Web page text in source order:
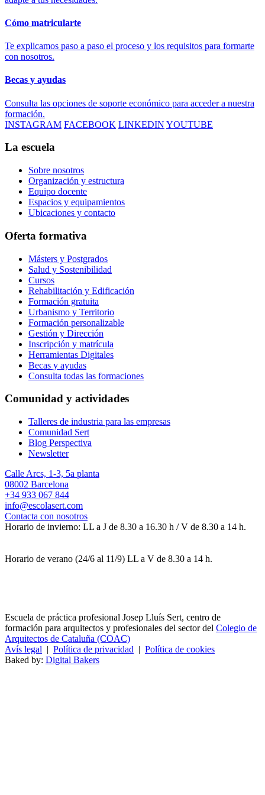
Cómo matricularte
Te explicamos paso a paso el proceso y los requisitos para formarte
con nosotros.
Becas y ayudas
Consulta las opciones de soporte económico para acceder a nuestra
formación.
INSTAGRAM FACEBOOK LINKEDIN YOUTUBE
La escuela
Sobre nosotros
Organización y estructura
Equipo docente
Espacios y equipamientos
Ubicaciones y contacto
Oferta formativa
Másters y Postgrados
Salud y Sostenibilidad
Cursos
Rehabilitación y Edificación
Formación gratuita
Urbanismo y Territorio
Formación personalizable
Gestión y Dirección
Inscripción y matrícula
Herramientas Digitales
Becas y ayudas
Consulta todas las formaciones
Comunidad y actividades
Talleres de industria para las empresas
Comunidad Sert
Blog Perspectiva
Newsletter
Calle Arcs, 1-3, 5a planta
08002 Barcelona
+34 933 067 844
info@escolasert.com
Contacta con nosotros
Horario de invierno: LL a J de 8.30 a 16.30 h / V de 8.30 a 14 h.
Horario de verano (24/6 al 11/9) LL a V de 8.30 a 14 h.
Escuela de práctica profesional Josep Lluís Sert, centro de
formación para arquitectos y profesionales del sector del Colegio de
Arquitectos de Cataluña (COAC)
Avís legal | Política de privacidad | Política de cookies
Baked by: Digital Bakers